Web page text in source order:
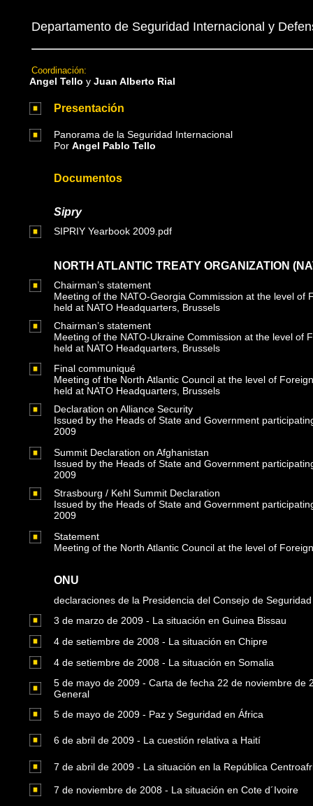
Departamento de Seguridad Internacional y
Coordinación:
Angel Tello yJuan Alberto Rial
Presentación
Panorama de la Seguridad Internacional
Por Angel Pablo Tello
Documentos
Sipry
SIPRIY Yearbook 2009.pdf
NORTH ATLANTIC TREATY ORGANIZATION
Chairman’s statement
Meeting of the NATO-Georgia Commission at the level of
held at NATO Headquarters, Brussels
Chairman’s statement
Meeting of the NATO-Ukraine Commission at the level of
held at NATO Headquarters, Brussels
Final communiqué
Meeting of the North Atlantic Council at the level of
held at NATO Headquarters, Brussels
Declaration on Alliance Security
Issued by the Heads of State and Government
2009
Summit Declaration on Afghanistan
Issued by the Heads of State and Government
2009
Strasbourg / Kehl Summit Declaration
Issued by the Heads of State and Government
2009
Statement
Meeting of the North Atlantic Council at the level of
ONU
declaraciones de la Presidencia del Consejo de Seguridad
3 de marzo de 2009 - La situación en Guinea Bissau
4 de setiembre de 2008 - La situación en Chipre
4 de setiembre de 2008 - La situación en Somalia
5 de mayo de 2009 - Carta de fecha 22 de noviembre de
General
5 de mayo de 2009 - Paz y Seguridad en África
6 de abril de 2009 - La cuestión relativa a Haití
7 de abril de 2009 - La situación en la República
7 de noviembre de 2008 - La situación en Cote d´Ivoire